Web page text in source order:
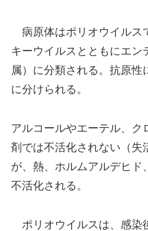
病原体はポリオウイルス
キーウイルスとともにエン
属）に分類される。抗原
に分けられる。
アルコールやエーテル、ク
剤では不活化されない（失
が、熱、ホルムアルデヒド
不活化される。
ポリオウイルスは、感染